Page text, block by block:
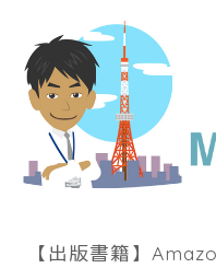
【出版書籍】